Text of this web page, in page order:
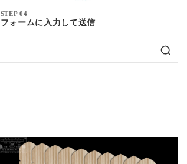
STEP 04
フォームに入力して送信